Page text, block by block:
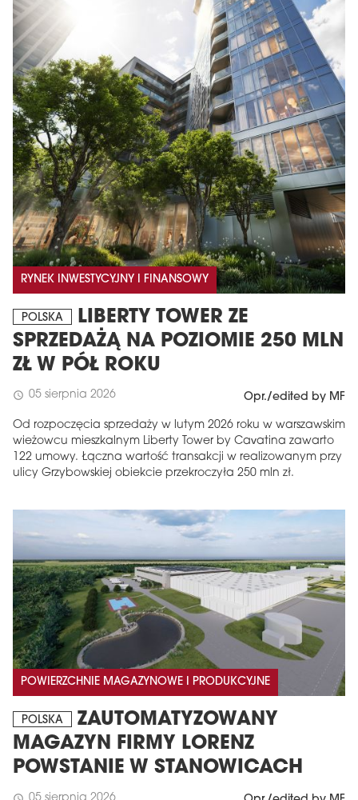
RYNEK INWESTYCYJNY I FINANSOWY
POLSKA
LIBERTY TOWER ZE
SPRZEDAŻĄ NA POZIOMIE 250 MLN
ZŁ W PÓŁ ROKU
schedule 05 sierpnia 2026 Opr./edited by MF
Od rozpoczęcia sprzedaży w lutym 2026 roku w warszawskim
wieżowcu mieszkalnym Liberty Tower by Cavatina zawarto
122 umowy. Łączna wartość transakcji w realizowanym przy
ulicy Grzybowskiej obiekcie przekroczyła 250 mln zł.
POWIERZCHNIE MAGAZYNOWE I PRODUKCYJNE
POLSKA
ZAUTOMATYZOWANY
MAGAZYN FIRMY LORENZ
POWSTANIE W STANOWICACH